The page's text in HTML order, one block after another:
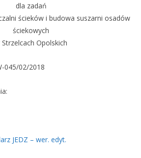
dla zadań
ścieków i budowa suszarni osadów
ściekowych
Strzelcach Opolskich
045/02/2018
JEDZ – wer. edyt.